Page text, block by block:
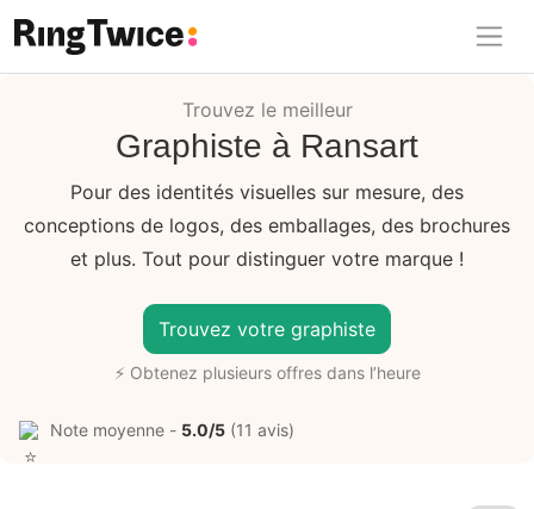
Ring Twice
Trouvez le meilleur
Graphiste à Ransart
Pour des identités visuelles sur mesure, des
conceptions de logos, des emballages, des brochures
et plus. Tout pour distinguer votre marque !
Trouvez votre graphiste
⚡ Obtenez plusieurs offres dans l’heure
Note moyenne - 5.0/5 (11 avis)